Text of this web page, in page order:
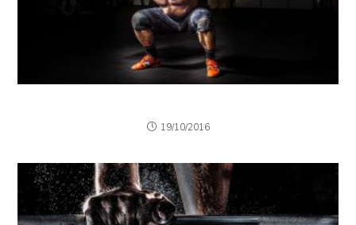
19/10/2016